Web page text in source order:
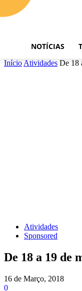
NOTÍCIAS
Início Atividades De 18
Atividades
Sponsored
De 18 a 19 de
16 de Março, 2018
0